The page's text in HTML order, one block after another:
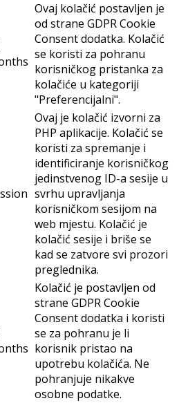
Ovaj kolačić postavljen je
od strane GDPR Cookie
Consent dodatka. Kolačić
se koristi za pohranu
korisničkog pristanka za
kolačiće u kategoriji
"Preferencijalni".
Ovaj je kolačić izvorni za
PHP aplikacije. Kolačić se
koristi za spremanje i
identificiranje korisničkog
jedinstvenog ID-a sesije u
svrhu upravljanja
korisničkom sesijom na
web mjestu. Kolačić je
kolačić sesije i briše se
kad se zatvore svi prozori
preglednika.
Kolačić je postavljen od
strane GDPR Cookie
Consent dodatka i koristi
se za pohranu je li
korisnik pristao na
upotrebu kolačića. Ne
pohranjuje nikakve
osobne podatke.